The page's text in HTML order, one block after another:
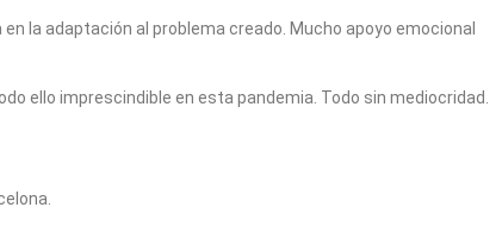
la adaptación al problema creado. Mucho apoyo emocional
ello imprescindible en esta pandemia. Todo sin mediocridad.